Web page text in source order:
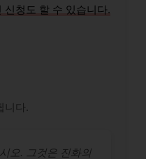
신청도 할 수 있습니다.
니다.
오. 그것은 진화의